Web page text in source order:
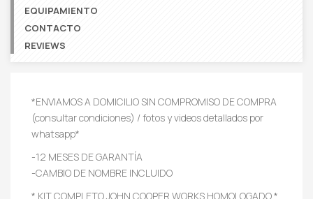
EQUIPAMIENTO
CONTACTO
REVIEWS
*ENVIAMOS A DOMICILIO SIN COMPROMISO DE COMPRA
(consultar condiciones) / fotos y videos detallados por
whatsapp*
-12 MESES DE GARANTÍA
-CAMBIO DE NOMBRE INCLUIDO
* KIT COMPLETO JOHN COOPER WORKS HOMOLOGADO *